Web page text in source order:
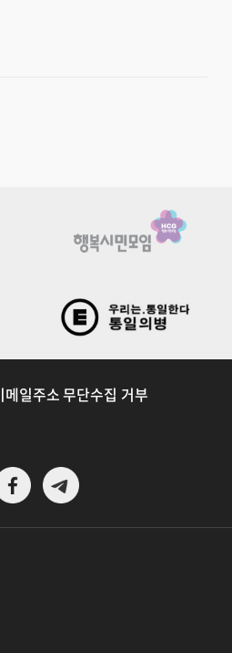
메일주소 무단수집 거부